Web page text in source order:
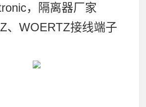
，隔离器厂家
、WOERTZ接线端子